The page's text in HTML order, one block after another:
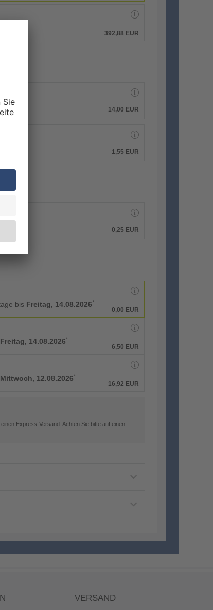
392,88 EUR
14,00 EUR
1,55 EUR
0,25 EUR
bis Freitag, 14.08.2026*
0,00 EUR
Freitag, 14.08.2026*
6,50 EUR
Mittwoch, 12.08.2026*
16,92 EUR
Express-Versand. Achten Sie bitte auf einen
VERSAND